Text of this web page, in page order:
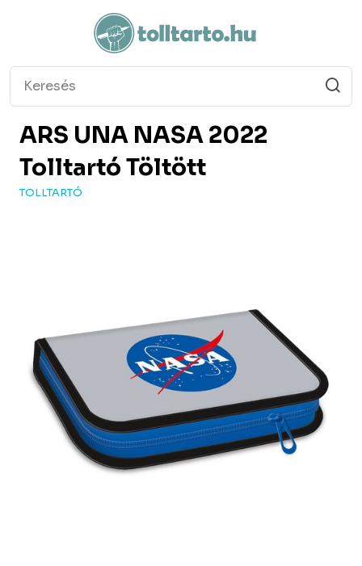
ARS UNA NASA 2022
Tolltartó Töltött
TOLLTARTÓ